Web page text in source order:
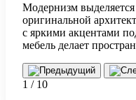
Модернизм
оригинальной
с яркими акцентами
мебель делает
1 / 10